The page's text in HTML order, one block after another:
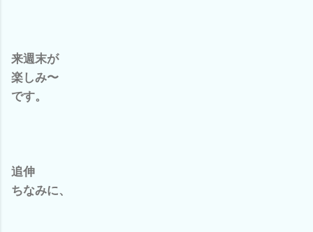
来週末が
楽しみ〜
です。
追伸
ちなみに、